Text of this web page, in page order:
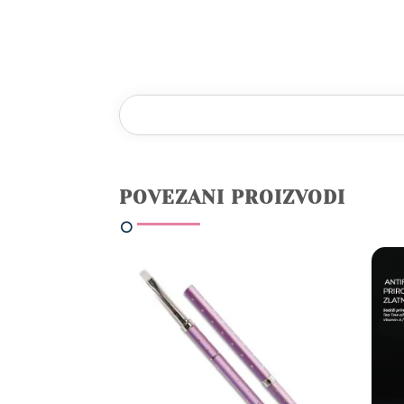
POVEZANI PROIZVODI